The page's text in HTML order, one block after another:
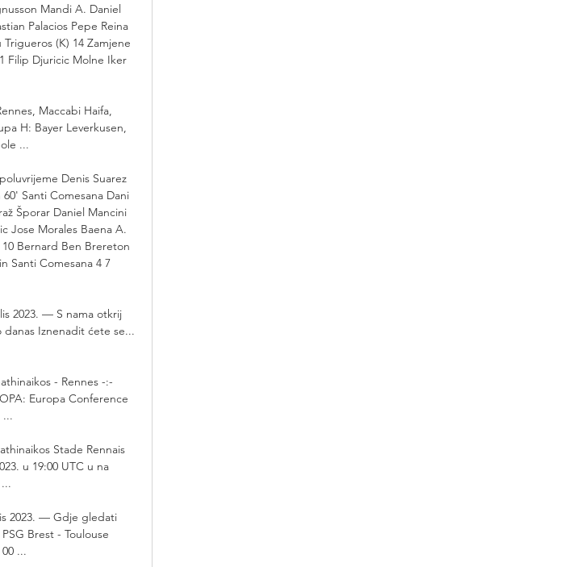
Mandi A. Daniel
Palacios Pepe Reina
(K) 14 Zamjene
Filip Djuricic Molne Iker
Maccabi Haifa,
H: Bayer Leverkusen,
...
Denis Suarez
Santi Comesana Dani
Šporar Daniel Mancini
Jose Morales Baena A.
Bernard Ben Brereton
Santi Comesana 4 7
2023. — S nama otkrij
Iznenadit ćete se...
- Rennes -:-
Europa Conference
...
Stade Rennais
u 19:00 UTC u na
2023. — Gdje gledati
Brest - Toulouse
...